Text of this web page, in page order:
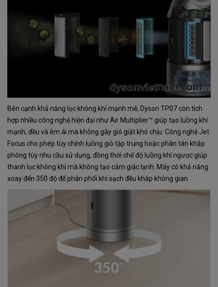
Bên cạnh khả năng lọc không khí mạnh mẽ, Dyson TP07 còn tích
hợp nhiều công nghệ hiện đại như Air Multiplier™ giúp tạo luồng khí
mạnh, đều và êm ái mà không gây gió giật khó chịu. Công nghệ Jet
Focus cho phép tùy chỉnh luồng gió tập trung hoặc phân tán khắp
phòng tùy nhu cầu sử dụng, đồng thời chế độ luồng khí ngược giúp
thanh lọc không khí mà không tạo cảm giác lạnh. Máy có khả năng
xoay đến 350 độ để phân phối khí sạch đều khắp không gian.